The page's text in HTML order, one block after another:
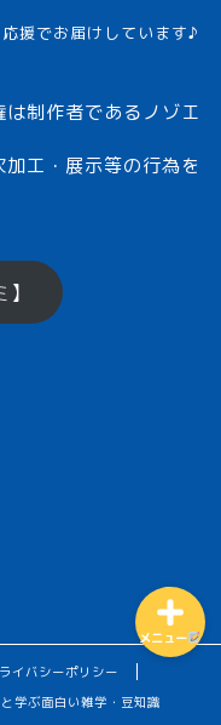
援でお届けしています♪
制作者であるノゾエ
工・展示等の行為を
イバシーポリシー
学ぶ面白い雑学・豆知識
メニュー
ざるとは？